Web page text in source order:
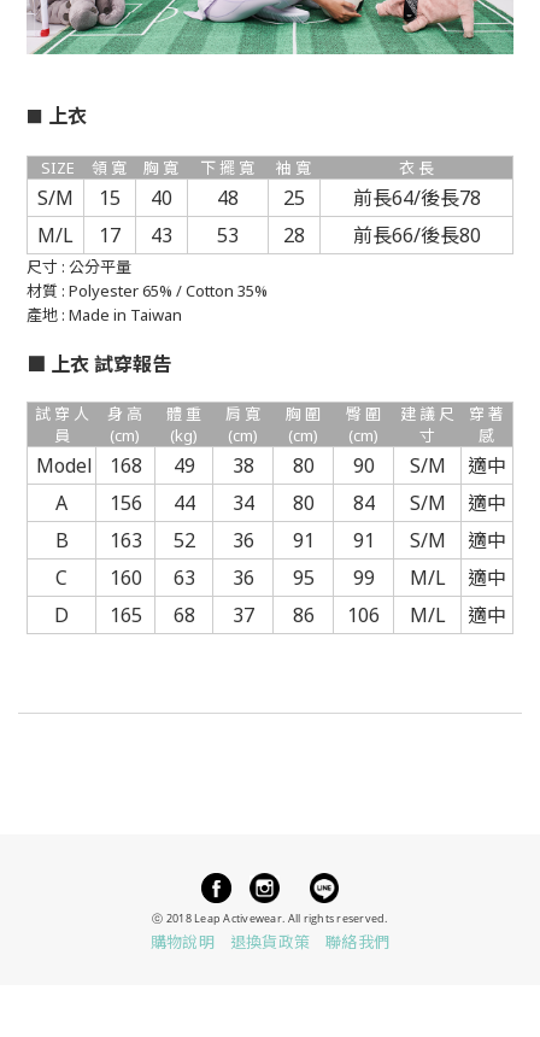
■ 上衣
SIZE 領 寬 胸 寬 下 擺 寬 袖 寬 衣 長
S/M 15 40 48 25
前長64/後長78
M/L
17 43 53 28 前長66/後長80
尺寸 : 公分平量
材質 : Polyester 65% / Cotton 35%
產地 : Made in Taiwan
■ 上衣試穿報告
試 穿 人
員
身 高
(cm)
體 重
(kg)
肩 寬
(cm)
胸 圍
(cm)
臀 圍
(cm)
建 議 尺
寸
穿 著
感
Model 168 49 38 80 90 S/M
適中
A
156 44 34 80 84 S/M
適中
B
163 52 36 91 91 S/M
適中
C
160 63 36 95 99 M/L
適中
D
165 68 37 86 106 M/L 適中
ⓒ 2018 Leap Activewear. All rights reserved.
購物說明 退換貨政策 聯絡我們